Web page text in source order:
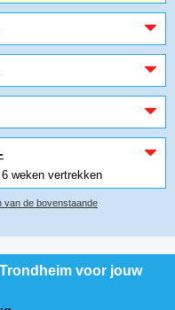
weken vertrekken
van de bovenstaande
voor jouw